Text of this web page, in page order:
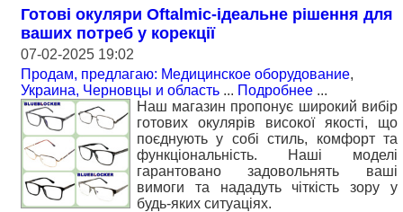
Готові окуляри Oftalmic-ідеальне рішення для
ваших потреб у корекції
07-02-2025 19:02
Продам, предлагаю: Медицинское оборудование,
Украина, Черновцы и область ... Подробнее ...
Наш магазин пропонує широкий вибір
готових окулярів високої якості, що
поєднують у собі стиль, комфорт та
функціональність. Наші моделі
гарантовано задовольнять ваші
вимоги та нададуть чіткість зору у
будь-яких ситуаціях.